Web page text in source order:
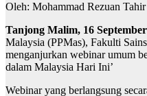
Oleh: Mohammad Rezuan Tahir
Tanjong Malim, 16
Malaysia (PPMas), Fakulti
menganjurkan webinar umum
dalam Malaysia Hari Ini’
Webinar yang berlangsung